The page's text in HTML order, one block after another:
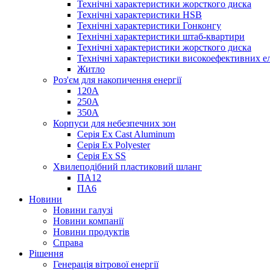
Технічні характеристики жорсткого диска
Технічні характеристики HSB
Технічні характеристики Гонконгу
Технічні характеристики штаб-квартири
Технічні характеристики жорсткого диска
Технічні характеристики високоефективних
Житло
Роз'єм для накопичення енергії
120А
250А
350А
Корпуси для небезпечних зон
Серія Ex Cast Aluminum
Серія Ex Polyester
Серія Ex SS
Хвилеподібний пластиковий шланг
ПА12
ПА6
Новини
Новини галузі
Новини компанії
Новини продуктів
Справа
Рішення
Генерація вітрової енергії